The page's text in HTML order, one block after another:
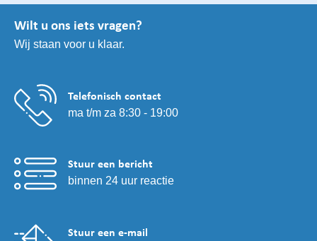
Wilt u ons iets vragen?
Wij staan voor u klaar.
Telefonisch contact
ma t/m za 8:30 - 19:00
Stuur een bericht
binnen 24 uur reactie
Stuur een e-mail